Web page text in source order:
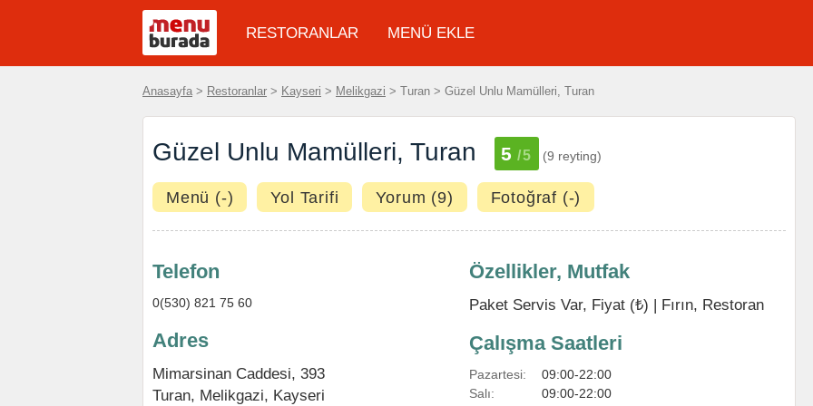
RESTORANLAR MENÜ EKLE
Anasayfa > Restoranlar > Kayseri > Melikgazi > Turan > Güzel Unlu Mamülleri, Turan
Güzel Unlu Mamülleri, Turan 5 /5 (9 reyting)
Menü (-) Yol Tarifi Yorum (9) Fotoğraf (-)
Telefon
0(530) 821 75 60
Adres
Mimarsinan Caddesi, 393
Turan, Melikgazi, Kayseri
Özellikler, Mutfak
Paket Servis Var, Fiyat (₺) | Fırın, Restoran
Çalışma Saatleri
Pazartesi:
09:00-22:00
Salı:
09:00-22:00